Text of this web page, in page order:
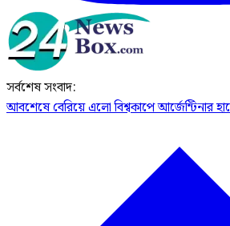
সর্বশেষ সংবাদ:
আবশেষে বেরিয়ে এলো বিশ্বকাপে আর্জেন্টিনার